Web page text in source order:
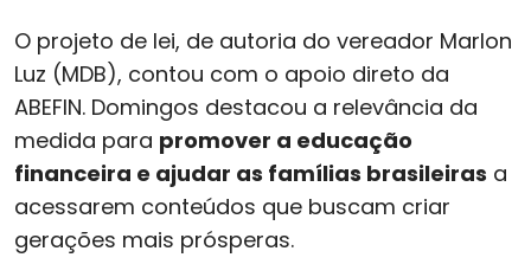
O projeto de lei, de autoria do vereador Marlon
Luz (MDB), contou com o apoio direto da
ABEFIN. Domingos destacou a relevância da
medida para promover a educação
financeira e ajudar as famílias brasileiras a
acessarem conteúdos que buscam criar
gerações mais prósperas.